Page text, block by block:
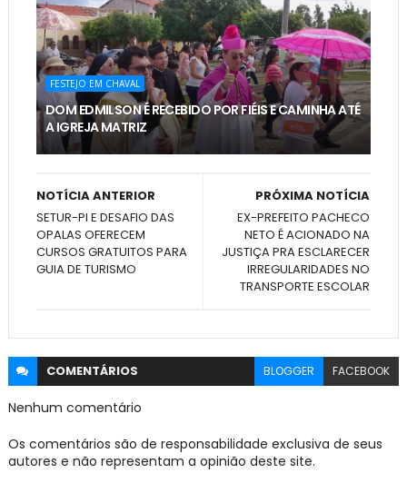
FESTEJO EM CHAVAL
DOM EDMILSON É RECEBIDO POR FIÉIS E CAMINHA ATÉ
A IGREJA MATRIZ
PRÓXIMA NOTÍCIA
EX-PREFEITO PACHECO
NETO É ACIONADO NA
JUSTIÇA PRA ESCLARECER
IRREGULARIDADES NO
TRANSPORTE ESCOLAR
NOTÍCIA ANTERIOR
SETUR-PI E DESAFIO DAS
OPALAS OFERECEM
CURSOS GRATUITOS PARA
GUIA DE TURISMO
COMENTÁRIOS BLOGGER FACEBOOK
Nenhum comentário
Os comentários são de responsabilidade exclusiva de seus
autores e não representam a opinião deste site.